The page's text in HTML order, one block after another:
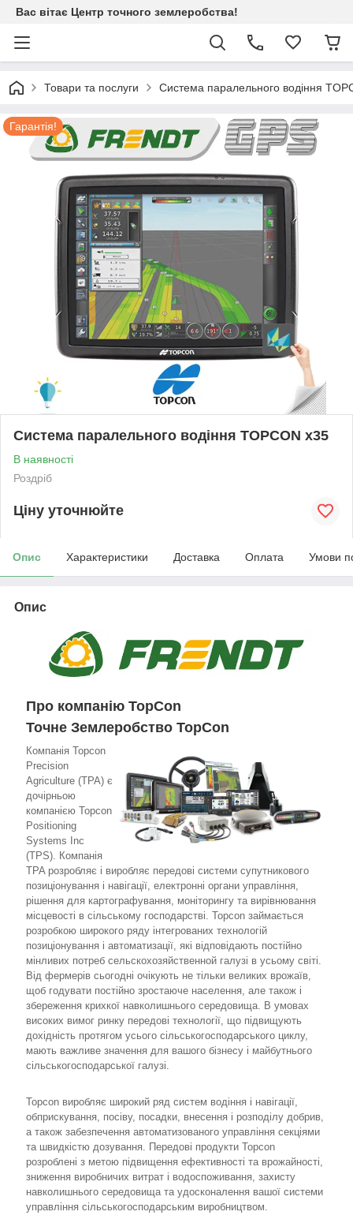
Вас вітає Центр точного землеробства!
Товари та послуги Система паралельного водіння
Гарантія!
Система паралельного водіння TOPCON x35
В наявності
Роздріб
Ціну уточнюйте
Опис Характеристики Доставка Оплата Умови
Опис
Про компанію TopCon
Точне Землеробство TopCon
Компанія Topcon
Precision
Agriculture (TPA) є
дочірньою
компанією Topcon
Positioning
Systems Inc
(TPS). Компанія
TPA розробляє і виробляє передові системи супутникового
позиціонування і навігації, електронні органи управління,
рішення для картографування, моніторингу та вирівнювання
місцевості в сільському господарстві. Topcon займається
розробкою широкого ряду інтегрованих технологій
позиціонування і автоматизації, які відповідають постійно
мінливих потреб сeльскохозяйственной галузі в усьому світі.
Від фермерів сьогодні очікують не тільки великих врожаїв,
щоб годувати постійно зростаюче населення, але також і
збереження крихкої навколишнього середовища. В умовах
високих вимог ринку передові технології, що підвищують
дохідність протягом усього сільськогосподарського циклу,
мають важливе значення для вашого бізнесу і майбутнього
сільськогосподарської галузі.
Topcon виробляє широкий ряд систем водіння і навігації,
обприскування, посіву, посадки, внесення і розподілу добрив,
а також забезпечення автоматизованого управління секціями
та швидкістю дозування. Передові продукти Topcon
розроблені з метою підвищення ефективності та врожайності,
зниження виробничих витрат і водоспоживання, захисту
навколишнього середовища та удосконалення вашої системи
управління сільськогосподарським виробництвом.